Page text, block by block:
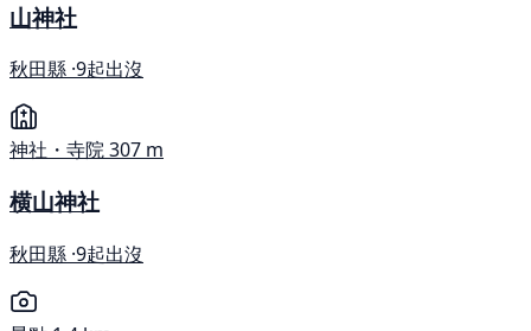
山神社
秋田縣 ·9起出沒
神社・寺院307 m
横山神社
秋田縣 ·9起出沒